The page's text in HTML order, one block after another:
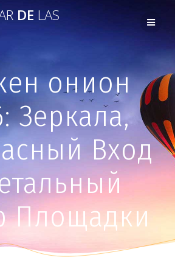
DE LAS
онион
Зеркала,
Вход
Площадки